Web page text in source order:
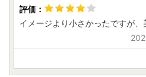
イメージより小さかったですが、